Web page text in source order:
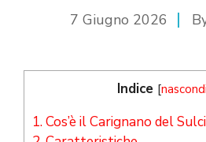
7 Giugno 2026
Indice [nascondi
1.Cos’è il Carignano del